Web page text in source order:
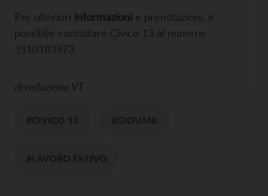
Per ulteriori informazioni e prenotazioni, è
possibile contattare Civico 13 al numero
3510183973.
di redazione VT
#CIVICO 13 #GIOVANI
#LAVORO ESTIVO